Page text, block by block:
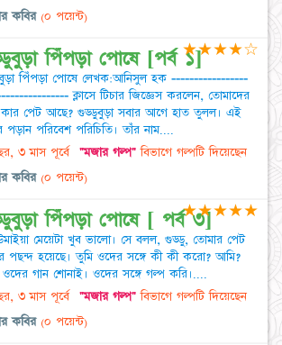
কবির(০ পয়েন্ট)
পিঁপড়া পোষে [পর্ব ১]
পিঁপড়া পোষে লেখক:আনিসুল হক -----------------
ক্লাসে টিচার জিজ্ঞেস করলেন, তোমাদের
পেট আছে? গুড্ডুবুড়া সবার আগে হাত তুলল। এই
পড়ান পরিবেশ পরিচিতি। তাঁর নাম....
৩ মাস পূর্বে "মজার গল্প"বিভাগে গল্পটি দিয়েছেন
কবির(০ পয়েন্ট)
★★★★☆
পিঁপড়া পোষে [ পর্ব ৩]
মেয়েটা খুব ভালো। সে বলল, গুড্ডু, তোমার পেট
পছন্দ হয়েছে। তুমি ওদের সঙ্গে কী কী করো? আমি?
গান শোনাই। ওদের সঙ্গে গল্প করি।....
৩ মাস পূর্বে "মজার গল্প"বিভাগে গল্পটি দিয়েছেন
কবির(০ পয়েন্ট)
★★★★★